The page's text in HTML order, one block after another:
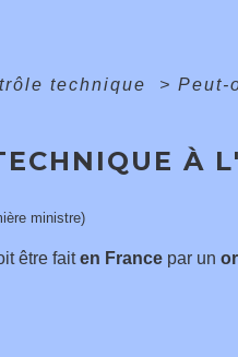
technique > Peut-
À
ministre)
être faiten Francepar un